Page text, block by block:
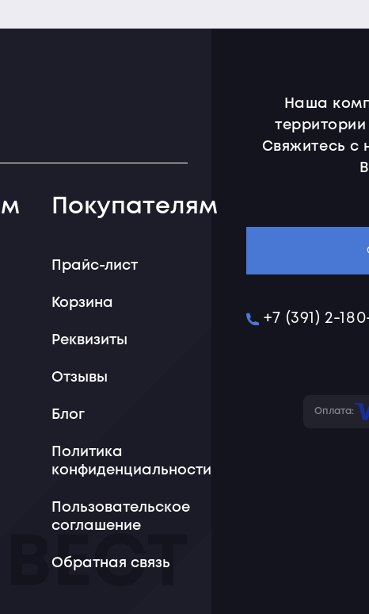
Покупателям
Прайс-лист
Корзина
Реквизиты
Отзывы
Блог
Политика
конфиденциальности
Пользовательское
соглашение
Обратная связь
Наша
Свяжитесь с
+7 (391) 2-
Оплата: